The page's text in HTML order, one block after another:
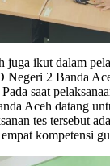
ikut dalam
Negeri 2 Banda
saat
Aceh datang
tes tersebut
kompetensi